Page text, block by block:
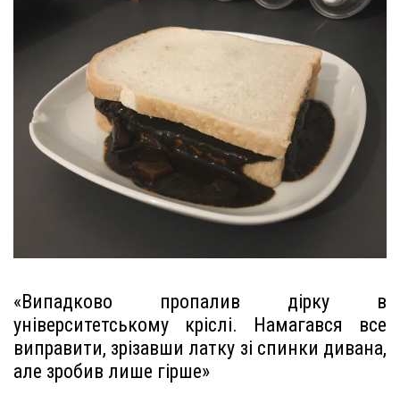
«Випадково пропалив дірку в
університетському кріслі. Намагався все
виправити, зрізавши латку зі спинки дивана,
але зробив лише гірше»